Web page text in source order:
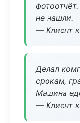
не нашли.
— Клиент
Делал
срокам,
Машина
— Клиент